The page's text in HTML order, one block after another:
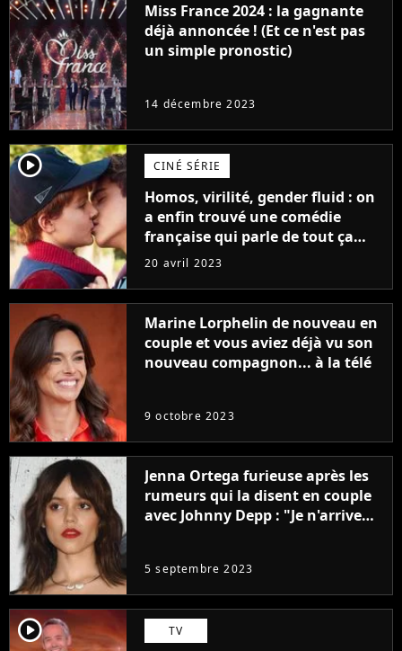
Miss France 2024 : la gagnante
déjà annoncée ! (Et ce n'est pas
un simple pronostic)
14 décembre 2023
player2 CINÉ SÉRIE
Homos, virilité, gender fluid : on
a enfin trouvé une comédie
française qui parle de tout ça
sans être super ringarde
20 avril 2023
Marine Lorphelin de nouveau en
couple et vous aviez déjà vu son
nouveau compagnon... à la télé
9 octobre 2023
Jenna Ortega furieuse après les
rumeurs qui la disent en couple
avec Johnny Depp : "Je n'arrive
5 septembre 2023
player2 TV